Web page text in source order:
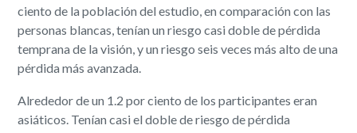
ciento de la población del estudio, en comparación con las
personas blancas, tenían un riesgo casi doble de pérdida
temprana de la visión, y un riesgo seis veces más alto de una
pérdida más avanzada.
Alrededor de un 1.2 por ciento de los participantes eran
asiáticos. Tenían casi el doble de riesgo de pérdida